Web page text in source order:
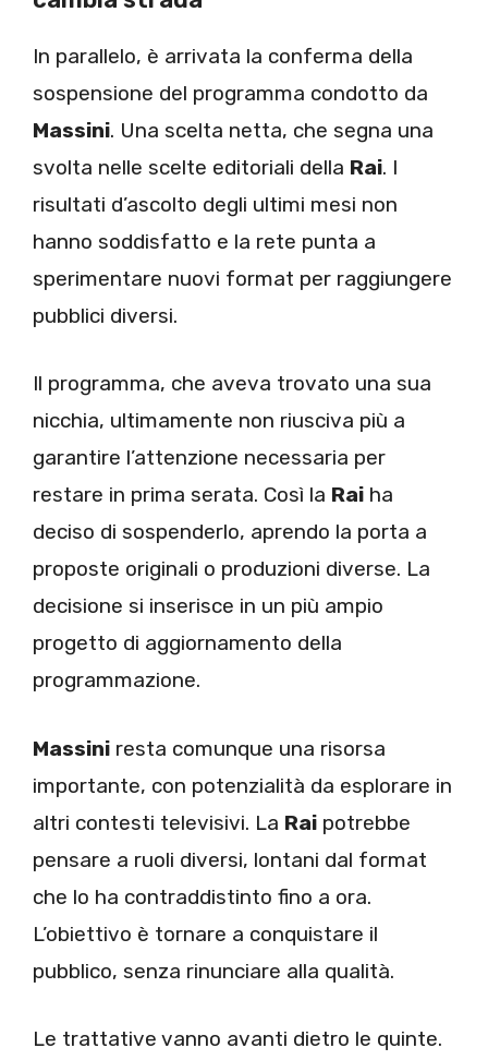
In parallelo, è arrivata la conferma della
sospensione del programma condotto da
Massini. Una scelta netta, che segna una
svolta nelle scelte editoriali della Rai. I
risultati d’ascolto degli ultimi mesi non
hanno soddisfatto e la rete punta a
sperimentare nuovi format per raggiungere
pubblici diversi.
Il programma, che aveva trovato una sua
nicchia, ultimamente non riusciva più a
garantire l’attenzione necessaria per
restare in prima serata. Così la Rai ha
deciso di sospenderlo, aprendo la porta a
proposte originali o produzioni diverse. La
decisione si inserisce in un più ampio
progetto di aggiornamento della
programmazione.
Massini resta comunque una risorsa
importante, con potenzialità da esplorare in
altri contesti televisivi. La Rai potrebbe
pensare a ruoli diversi, lontani dal format
che lo ha contraddistinto fino a ora.
L’obiettivo è tornare a conquistare il
pubblico, senza rinunciare alla qualità.
Le trattative vanno avanti dietro le quinte.